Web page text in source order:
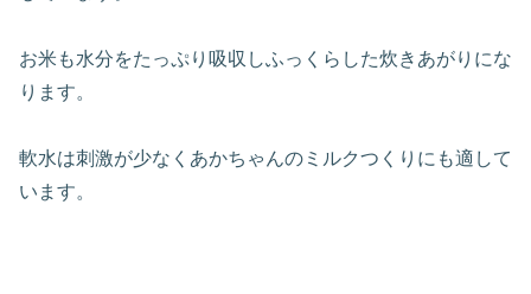
お米も水分をたっぷり吸収しふっくらした炊きあがりにな
ります。
軟水は刺激が少なくあかちゃんのミルクつくりにも適して
います。